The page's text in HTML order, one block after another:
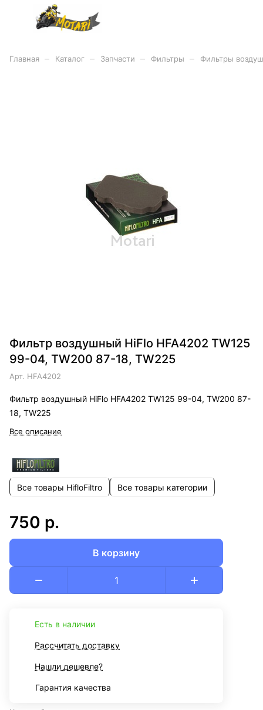
Главная Каталог Запчасти Фильтры Фильтры
Фильтр воздушный HiFlo HFA4202 TW125
99-04, TW200 87-18, TW225
Арт. HFA4202
Фильтр воздушный HiFlo HFA4202 TW125 99-04, TW200 87-
18, TW225
Все описание
Все товары HifloFiltro Все товары категории
750 р.
В корзину
Есть в наличии
Рассчитать доставку
Нашли дешевле?
Гарантия качества